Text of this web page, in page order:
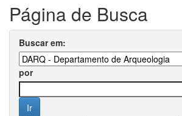
Página de Busca
Buscar em:
por